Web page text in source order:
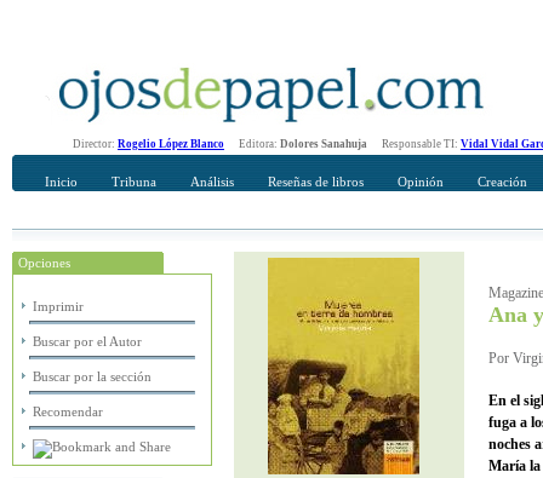
Director: Rogelio López Blanco Editora: Dolores Sanahuja Responsable TI: Vidal Vidal
Inicio Tribuna Análisis Reseñas de libros Opinión Creación
Opciones
Imprimir
Buscar por el Autor
Buscar por la sección
Recomendar
Recomendar
Ana
Por
En el
fuga a
noches
María la